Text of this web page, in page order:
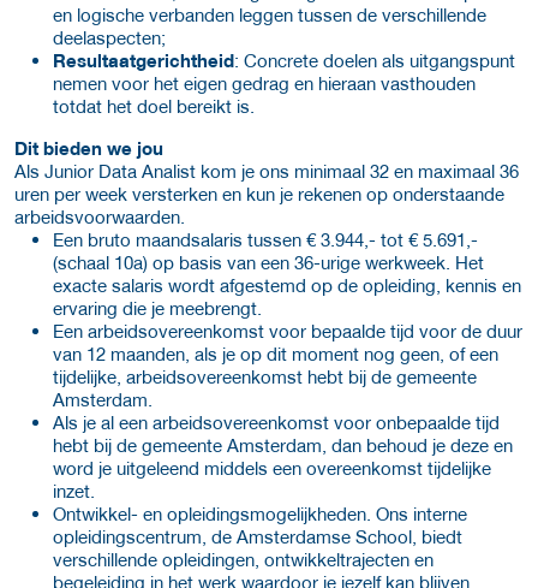
en logische verbanden leggen tussen de verschillende
deelaspecten;
Resultaatgerichtheid: Concrete doelen als uitgangspunt
nemen voor het eigen gedrag en hieraan vasthouden
totdat het doel bereikt is.
Dit bieden we jou
Als Junior Data Analist kom je ons minimaal 32 en maximaal 36
uren per week versterken en kun je rekenen op onderstaande
arbeidsvoorwaarden.
Een bruto maandsalaris tussen € 3.944,- tot € 5.691,-
(schaal 10a) op basis van een 36-urige werkweek. Het
exacte salaris wordt afgestemd op de opleiding, kennis en
ervaring die je meebrengt.
Een arbeidsovereenkomst voor bepaalde tijd voor de duur
van 12 maanden, als je op dit moment nog geen, of een
tijdelijke, arbeidsovereenkomst hebt bij de gemeente
Amsterdam.
Als je al een arbeidsovereenkomst voor onbepaalde tijd
hebt bij de gemeente Amsterdam, dan behoud je deze en
word je uitgeleend middels een overeenkomst tijdelijke
inzet.
Ontwikkel- en opleidingsmogelijkheden. Ons interne
opleidingscentrum, de Amsterdamse School, biedt
verschillende opleidingen, ontwikkeltrajecten en
begeleiding in het werk waardoor je jezelf kan blijven